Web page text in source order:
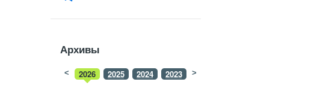
Архивы
2026 2025 2024 2023 2022
< >